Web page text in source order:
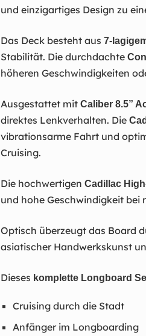
und einzigartiges Design zu
Das Deck besteht aus 7-
Stabilität. Die durchdachte
höheren Geschwindigkeiten
Ausgestattet mit Caliber 8.5”
direktes Lenkverhalten. Die
vibrationsarme Fahrt und
Cruising.
Die hochwertigen Cadillac
und hohe Geschwindigkeit
Optisch überzeugt das Board
asiatischer Handwerkskunst
Dieses komplette Longboard
Cruising durch die Stadt
Anfänger im Longboarding